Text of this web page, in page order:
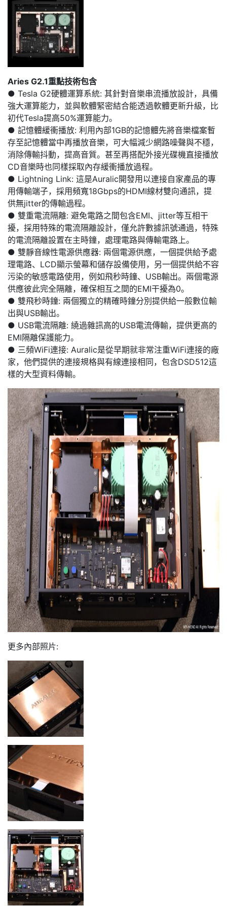
Aries G2.1重點技術包含
● Tesla G2硬體運算系統: 其針對音樂串流播放設計，具備
強大運算能力，並與軟體緊密結合能透過軟體更新升級，比
初代Tesla提高50%運算能力。
● 記憶體緩衝播放: 利用內部1GB的記憶體先將音樂檔案暫
存至記憶體當中再播放音樂，可大幅減少網路噪聲與不穩，
消除傳輸抖動，提高音質。甚至再搭配外接光碟機直接播放
CD音樂時也同樣採取內存緩衝播放過程。
● Lightning Link: 這是Auralic開發用以連接自家產品的專
用傳輸端子，採用頻寬18Gbps的HDMI線材雙向通訊，提
供無jitter的傳輸過程。
● 雙重電流隔離: 避免電路之間包含EMI、jitter等互相干
擾，採用特殊的電流隔離設計，僅允許數據訊號通過，特殊
的電流隔離設置在主時鐘，處理電路與傳輸電路上。
● 雙靜音線性電源供應器: 兩個電源供應，一個提供給予處
理電路、LCD顯示螢幕和儲存設備使用，另一個提供給不容
污染的敏感電路使用，例如飛秒時鐘、USB輸出。兩個電源
供應彼此完全隔離，確保相互之間的EMI干擾為0。
● 雙飛秒時鐘: 兩個獨立的精確時鐘分別提供給一般數位輸
出與USB輸出。
● USB電流隔離: 繞過雜訊高的USB電流傳輸，提供更高的
EMI隔離保護能力。
● 三頻WiFi連接: Auralic是從早期就非常注重WiFi連接的廠
家，他們提供的連接規格與有線連接相同，包含DSD512這
樣的大型資料傳輸。
更多內部照片: